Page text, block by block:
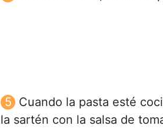
Cuando la pasta esté
la sartén con la salsa de